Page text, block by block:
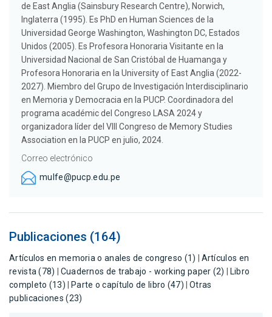
de East Anglia (Sainsbury Research Centre), Norwich,
Inglaterra (1995). Es PhD en Human Sciences de la
Universidad George Washington, Washington DC, Estados
Unidos (2005). Es Profesora Honoraria Visitante en la
Universidad Nacional de San Cristóbal de Huamanga y
Profesora Honoraria en la University of East Anglia (2022-
2027). Miembro del Grupo de Investigación Interdisciplinario
en Memoria y Democracia en la PUCP. Coordinadora del
programa académic del Congreso LASA 2024 y
organizadora líder del VIII Congreso de Memory Studies
Association en la PUCP en julio, 2024.
Correo electrónico
mulfe@pucp.edu.pe
Publicaciones (164)
Artículos en memoria o anales de congreso (1)
Artículos en
revista (78)
Cuadernos de trabajo - working paper (2)
Libro
completo (13)
Parte o capítulo de libro (47)
Otras
publicaciones (23)